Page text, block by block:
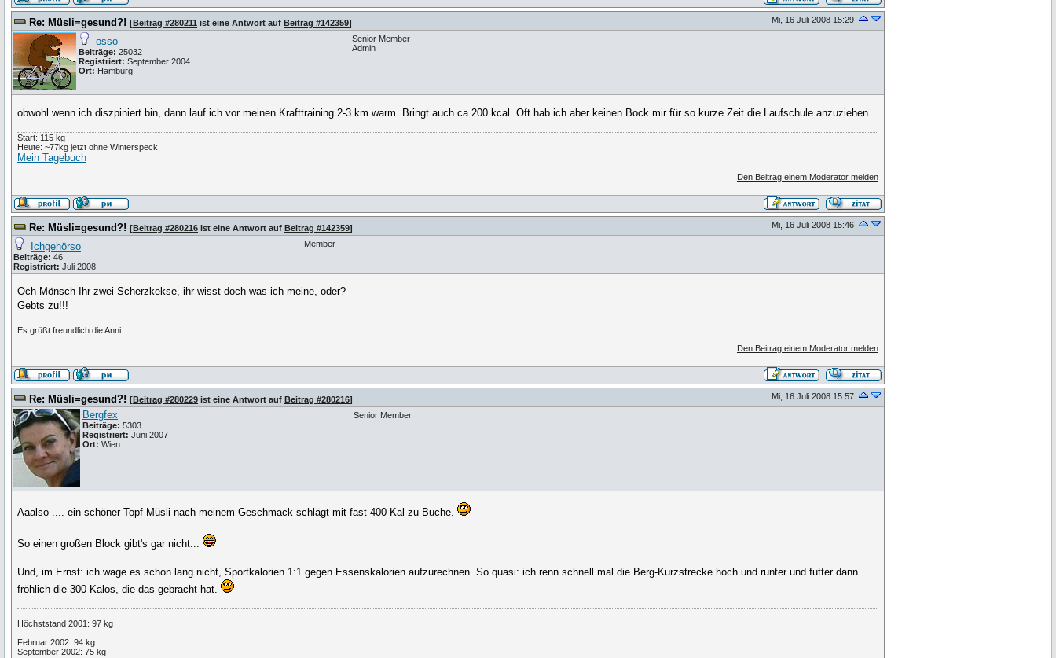
Re: Müsli=gesund?! [Beitrag #280211 ist eine Antwort auf Beitrag #142359] Mi, 16 Juli 2008 15:29
osso
Beiträge: 25032
Registriert: September 2004
Ort: Hamburg
Senior Member
Admin
obwohl wenn ich diszpiniert bin, dann lauf ich vor meinen Krafttraining 2-3 km warm. Bringt auch ca 200 kcal. Oft hab ich aber keinen Bock mir für so kurze Zeit die Laufschule anzuziehen.
Start: 115 kg
Heute: ~77kg jetzt ohne Winterspeck
Mein Tagebuch
Den Beitrag einem Moderator melden
Re: Müsli=gesund?! [Beitrag #280216 ist eine Antwort auf Beitrag #142359] Mi, 16 Juli 2008 15:46
Ichgehörso
Beiträge: 46
Registriert: Juli 2008
Member
Och Mönsch Ihr zwei Scherzkekse, ihr wisst doch was ich meine, oder?
Gebts zu!!!
Es grüßt freundlich die Anni
Den Beitrag einem Moderator melden
Re: Müsli=gesund?! [Beitrag #280229 ist eine Antwort auf Beitrag #280216] Mi, 16 Juli 2008 15:57
Bergfex
Beiträge: 5303
Registriert: Juni 2007
Ort: Wien
Senior Member
Aaalso .... ein schöner Topf Müsli nach meinem Geschmack schlägt mit fast 400 Kal zu Buche.
So einen großen Block gibt's gar nicht...
Und, im Ernst: ich wage es schon lang nicht, Sportkalorien 1:1 gegen Essenskalorien aufzurechnen. So quasi: ich renn schnell mal die Berg-Kurzstrecke hoch und runter und futter dann
fröhlich die 300 Kalos, die das gebracht hat.
Höchststand 2001: 97 kg
Februar 2002: 94 kg
September 2002: 75 kg